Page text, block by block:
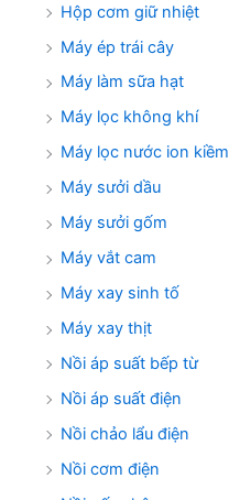
Hộp cơm giữ nhiệt
Máy ép trái cây
Máy làm sữa hạt
Máy lọc không khí
Máy lọc nước ion kiềm
Máy sưởi dầu
Máy sưởi gốm
Máy vắt cam
Máy xay sinh tố
Máy xay thịt
Nồi áp suất bếp từ
Nồi áp suất điện
Nồi chảo lẩu điện
Nồi cơm điện